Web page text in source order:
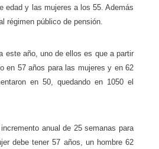
edad y las mujeres a los 55. Además
régimen público de pensión.
este año, uno de ellos es que a partir
en 57 años para las mujeres y en 62
en 50, quedando en 1050 el
anual de 25 semanas para
debe tener 57 años, un hombre 62